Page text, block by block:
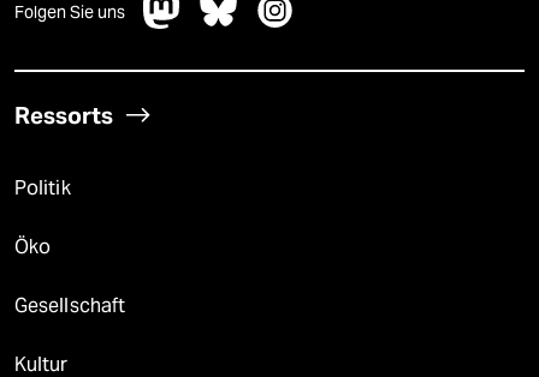
Folgen Sie uns
Ressorts
Politik
Öko
Gesellschaft
Kultur